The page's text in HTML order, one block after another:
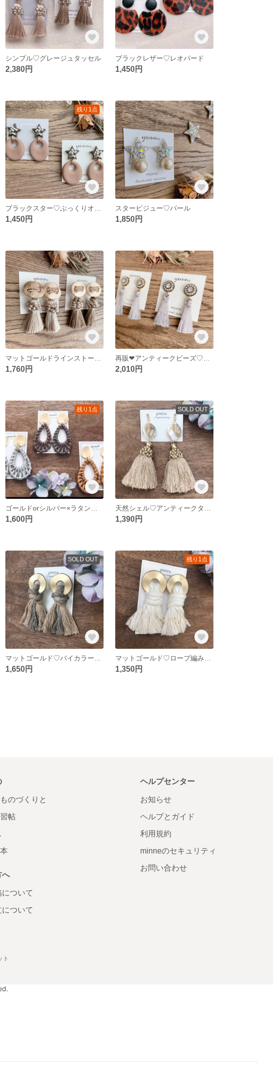
シンプル♡グレージュタッセル
2,380円
ブラックレザー♡レオパード
1,450円
残り1点
1,450円
スタービジュー♡パール
1,850円
1,760円 2,010円
残り1点
1,600円
SOLD OUT
1,390円
SOLD OUT
1,650円
残り1点
1,350円
のづくりと
帖
へ
について
ついて
ヘルプセンター
お知らせ
ヘルプとガイド
利用規約
minneのセキュリティ
お問い合わせ
ト